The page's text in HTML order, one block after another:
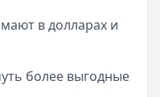
в долларах и
более выгодные